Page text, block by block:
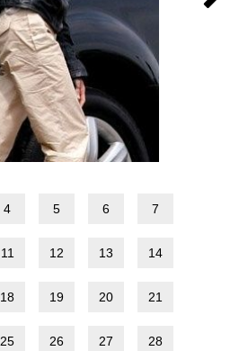
4 5 6 7
11 12 13 14
18 19 20 21
25 26 27 28